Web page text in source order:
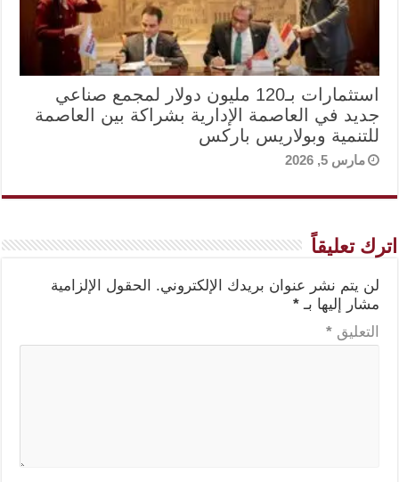
استثمارات بـ120 مليون دولار لمجمع صناعي
جديد في العاصمة الإدارية بشراكة بين العاصمة
للتنمية وبولاريس باركس
مارس 5, 2026
اترك تعليقاً
لن يتم نشر عنوان بريدك الإلكتروني.
الحقول الإلزامية
مشار إليها بـ *
التعليق *